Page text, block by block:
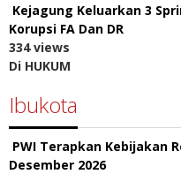
Kejagung Keluarkan 3
Korupsi FA Dan DR
334 views
Di HUKUM
Ibukota
PWI Terapkan Kebijakan
Desember 2026